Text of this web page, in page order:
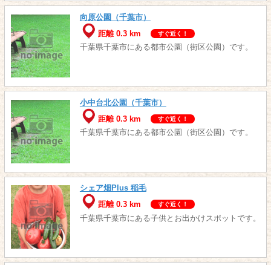
向原公園（千葉市）
距離 0.3 km
すぐ近く！
千葉県千葉市にある都市公園（街区公園）です。
小中台北公園（千葉市）
距離 0.3 km
すぐ近く！
千葉県千葉市にある都市公園（街区公園）です。
シェア畑Plus 稲毛
距離 0.3 km
すぐ近く！
千葉県千葉市にある子供とお出かけスポットです。